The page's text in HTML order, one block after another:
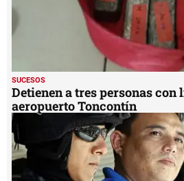
SUCESOS
Detienen a tres personas con
aeropuerto Toncontín